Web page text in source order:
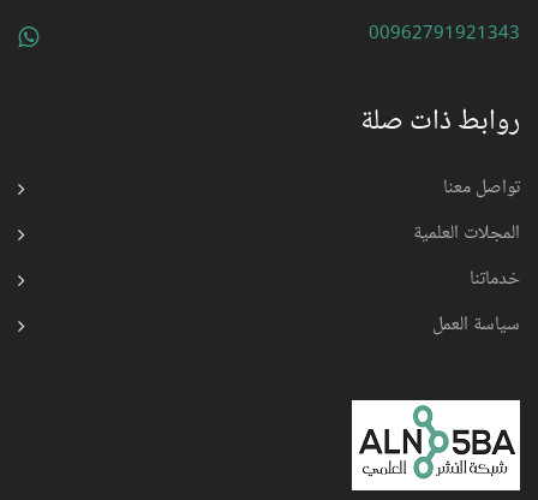
00962791921343
روابط ذات صلة
تواصل معنا
المجلات العلمية
خدماتنا
سياسة العمل